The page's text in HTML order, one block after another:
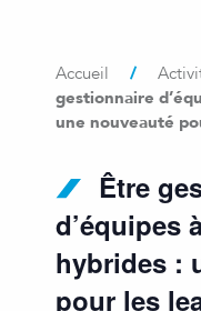
Accueil /
gestionnaire
une nouveauté
Être
d’équipes
hybrides :
pour les